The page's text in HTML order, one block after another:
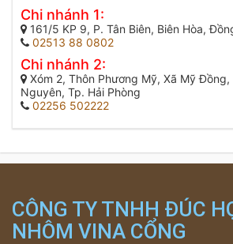
Chi nhánh 1:
161/5 KP 9, P. Tân Biên, Biên Hòa,
02513 88 0802
Chi nhánh 2:
Xóm 2, Thôn Phương Mỹ, Xã Mỹ
Nguyên, Tp. Hải Phòng
02256 502222
CÔNG TY TNHH ĐÚC
NHÔM VINA CỔNG